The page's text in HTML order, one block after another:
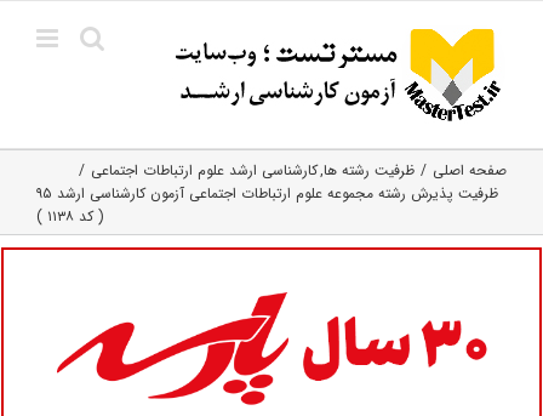
content
صفحه اصلی ظرفیت رشته ها کارشناسی ارشد علوم ارتباطات اجتماعی
ظرفیت پذیرش رشته مجموعه علوم ارتباطات اجتماعی آزمون کارشناسی ارشد ۹۵
( کد ۱۱۳۸ )